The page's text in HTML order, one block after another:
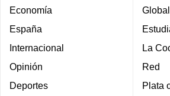
Economía
España
Internacional
Opinión
Deportes
La
Red
Plata